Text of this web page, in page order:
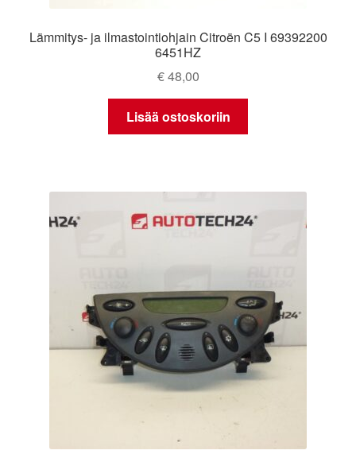
Lämmitys- ja ilmastointiohjain Citroën C5 I 69392200
6451HZ
€48,00
Lisää ostoskoriin